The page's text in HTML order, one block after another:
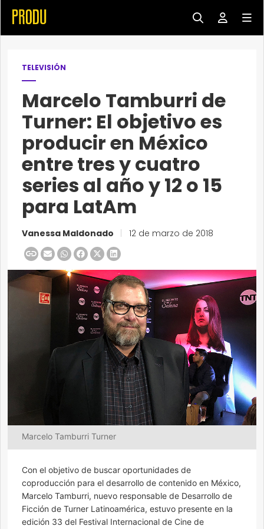
TELEVISIÓN
Marcelo Tamburri de
Turner: El objetivo es
producir en México
entre tres y cuatro
series al año y 12 o 15
para LatAm
Vanessa Maldonado 12 de marzo de 2018
Marcelo Tamburri Turner
Con el objetivo de buscar oportunidades de
coproducción para el desarrollo de contenido en México,
Marcelo Tamburri, nuevo responsable de Desarrollo de
Ficción de Turner Latinoamérica, estuvo presente en la
edición 33 del Festival Internacional de Cine de